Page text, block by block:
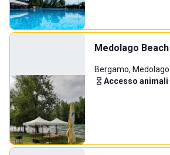
Medolago Beach
Bergamo, Medolago
Accesso animali·